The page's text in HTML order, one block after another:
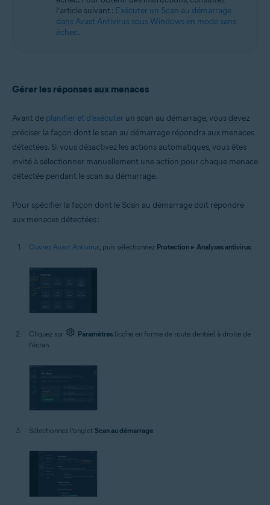
l’article suivant : Exécuter un Scan au démarrage
dans Avast Antivirus sous Windows en mode sans
échec.
Gérer les réponses aux menaces
Avant de planifier et d’exécuter un scan au démarrage, vous devez
préciser la façon dont le scan au démarrage répondra aux menaces
détectées. Si vous désactivez les actions automatiques, vous êtes
invité à sélectionner manuellement une action pour chaque menace
détectée pendant le scan au démarrage.
Pour spécifier la façon dont le Scan au démarrage doit répondre
aux menaces détectées :
Ouvrez Avast Antivirus, puis sélectionnez Protection ▸ Analyses antivirus.
Cliquez sur Paramètres (icône en forme de route dentée) à droite de
l’écran.
Sélectionnez l’onglet Scan au démarrage.